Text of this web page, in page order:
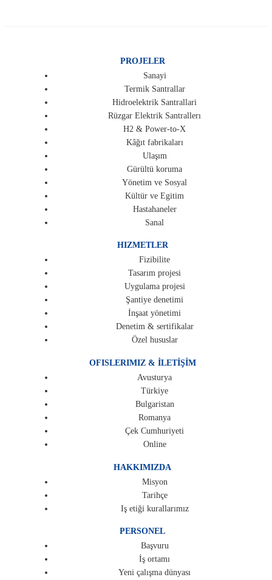
PROJELER
Sanayi
Termik Santrallar
Hidroelektrik Santrallari
Rüzgar Elektrik Santrallerı
H2 & Power-to-X
Kâğıt fabrikaları
Ulaşım
Gürültü koruma
Yönetim ve Sosyal
Kültür ve Egitim
Hastahaneler
Sanal
HIZMETLER
Fizibilite
Tasarım projesi
Uygulama projesi
Şantiye denetimi
İnşaat yönetimi
Denetim & sertifikalar
Özel hususlar
OFISLERIMIZ & İLETİŞİM
Avusturya
Türkiye
Bulgaristan
Romanya
Çek Cumhuriyeti
Online
HAKKIMIZDA
Misyon
Tarihçe
Iş etiği kurallarımız
PERSONEL
Başvuru
İş ortamı
Yeni çalışma dünyası